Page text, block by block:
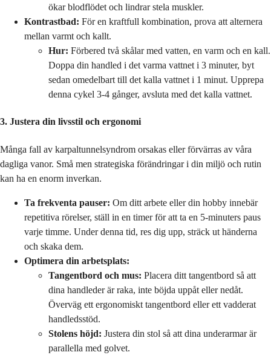
ökar blodflödet och lindrar stela muskler.
Kontrastbad: För en kraftfull kombination, prova att alternera
mellan varmt och kallt.
Hur: Förbered två skålar med vatten, en varm och en kall.
Doppa din handled i det varma vattnet i 3 minuter, byt
sedan omedelbart till det kalla vattnet i 1 minut. Upprepa
denna cykel 3-4 gånger, avsluta med det kalla vattnet.
3. Justera din livsstil och ergonomi
Många fall av karpaltunnelsyndrom orsakas eller förvärras av våra
dagliga vanor. Små men strategiska förändringar i din miljö och rutin
kan ha en enorm inverkan.
Ta frekventa pauser: Om ditt arbete eller din hobby innebär
repetitiva rörelser, ställ in en timer för att ta en 5-minuters paus
varje timme. Under denna tid, res dig upp, sträck ut händerna
och skaka dem.
Optimera din arbetsplats:
Tangentbord och mus: Placera ditt tangentbord så att
dina handleder är raka, inte böjda uppåt eller nedåt.
Överväg ett ergonomiskt tangentbord eller ett vadderat
handledsstöd.
Stolens höjd: Justera din stol så att dina underarmar är
parallella med golvet.